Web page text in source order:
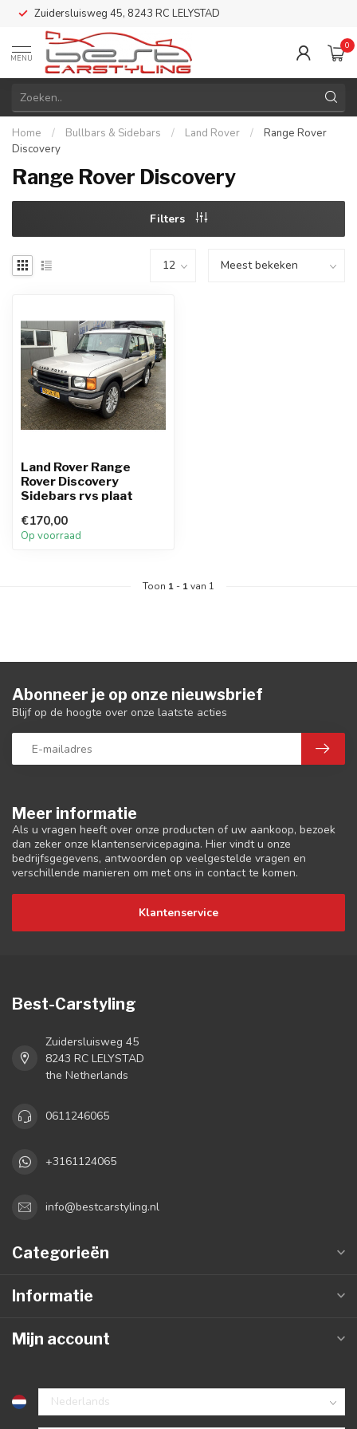
Zuidersluisweg 45, 8243 RC LELYSTAD
MENU
0
Home / Bullbars & Sidebars / Land Rover /
Range Rover
Discovery
Range Rover Discovery
Filters
Land Rover Range
Rover Discovery
Sidebars rvs plaat
€170,00
Op voorraad
Toon 1 - 1van 1
Meer informatie
Als u vragen heeft over onze producten of uw aankoop, bezoek
dan zeker onze klantenservicepagina. Hier vindt u onze
bedrijfsgegevens, antwoorden op veelgestelde vragen en
verschillende manieren om met ons in contact te komen.
Klantenservice
Abonneer je op onze nieuwsbrief
Blijf op de hoogte over onze laatste acties
Best-Carstyling
Zuidersluisweg 45
8243 RC LELYSTAD
the Netherlands
0611246065
+3161124065
info@bestcarstyling.nl
Categorieën
Informatie
Mijn account